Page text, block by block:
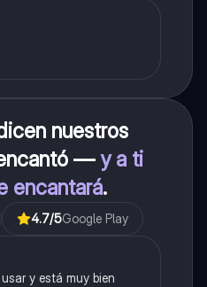
nuestros
encantó —y a ti
encantará.
4.7/5Google Play
y está muy bien